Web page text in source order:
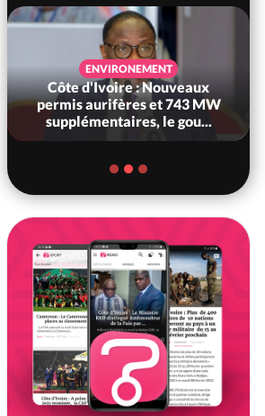
ENVIRONEMENT
Côte d'Ivoire : Nouveaux
permis aurifères et 743 MW
supplémentaires, le gou...